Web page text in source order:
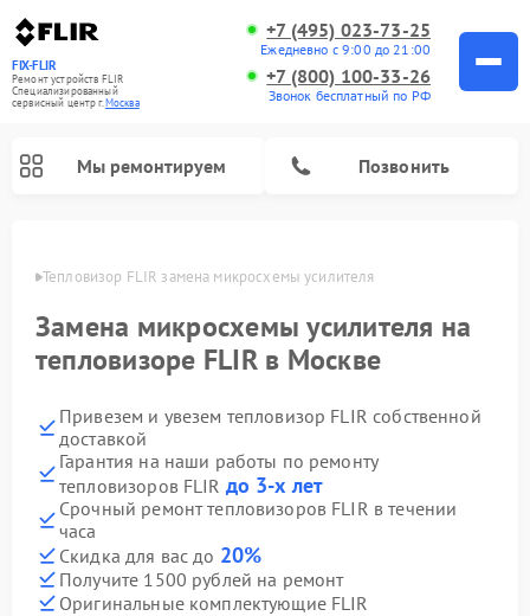
FIX-FLIR
Ремонт устройств FLIR
Специализированный
cервисный центр г.Москва
+7 (495) 023-73-25
Ежедневно с 9:00 до 21:00
+7 (800) 100-33-26
Звонок бесплатный по РФ
Мы ремонтируем Позвонить
Тепловизор FLIR замена микросхемы усилителя
Замена микросхемы усилителя на
тепловизоре FLIR в Москве
Привезем и увезем тепловизор FLIR собственной
доставкой
Гарантия на наши работы по ремонту
тепловизоров FLIR до 3-х лет
Срочный ремонт тепловизоров FLIR в течении
часа
Скидка для вас до 20%
Получите 1500 рублей на ремонт
Оригинальные комплектующие FLIR